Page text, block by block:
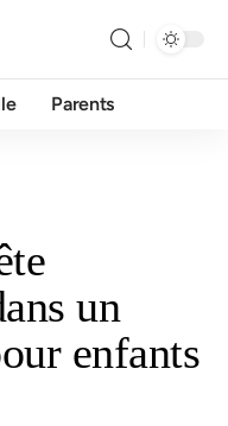
Parents
un
enfants